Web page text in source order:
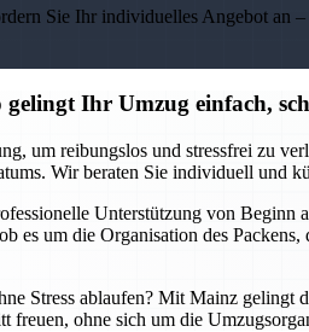
Sie Ihr individuelles Angebot an
Ihr Umzug einfach,
um reibungslos und stressfrei zu
Wir beraten Sie individuell und
Unterstützung von Beginn
es um die Organisation des
Stress ablaufen? Mit Mainz gelingt
freuen, ohne sich um die